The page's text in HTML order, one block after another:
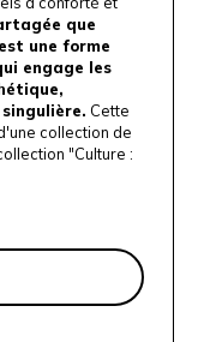
que
une forme
engage les
Cette
collection de
"Culture :